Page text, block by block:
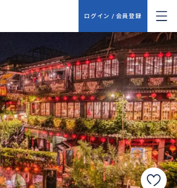
ログイン / 会員登録